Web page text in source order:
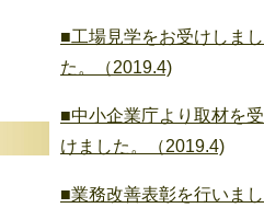
■工場見学をお受けしまし
た。（2019.4)
■中小企業庁より取材を受
けました。（2019.4)
■業務改善表彰を行いまし